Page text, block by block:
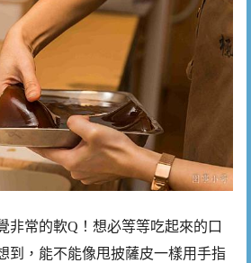
非常的軟Q！想必等等吃起來的口
到，能不能像甩披薩皮一樣用手指